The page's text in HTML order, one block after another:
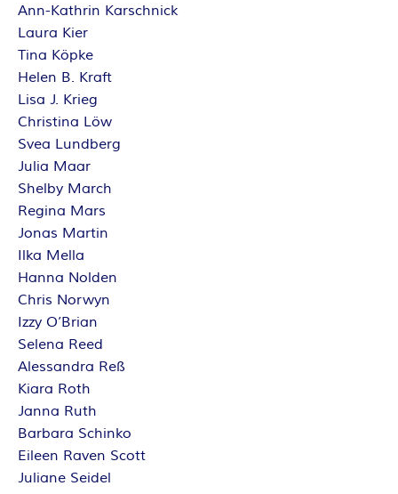
Ann-Kathrin Karschnick
Laura Kier
Tina Köpke
Helen B. Kraft
Lisa J. Krieg
Christina Löw
Svea Lundberg
Julia Maar
Shelby March
Regina Mars
Jonas Martin
Ilka Mella
Hanna Nolden
Chris Norwyn
Izzy O’Brian
Selena Reed
Alessandra Reß
Kiara Roth
Janna Ruth
Barbara Schinko
Eileen Raven Scott
Juliane Seidel